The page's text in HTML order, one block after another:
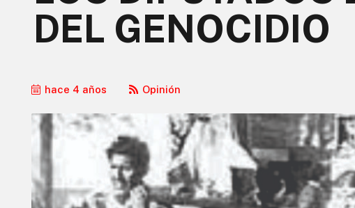
DEL GENOCIDIO
hace 4 años Opinión